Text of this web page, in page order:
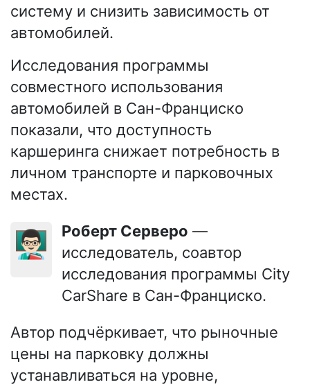
систему и снизить зависимость от
автомобилей.
Исследования программы
совместного использования
автомобилей в Сан-Франциско
показали, что доступность
каршеринга снижает потребность в
личном транспорте и парковочных
местах.
👨🏻‍🏫 Роберт Серверо —
исследователь, соавтор
исследования программы City
CarShare в Сан-Франциско.
Автор подчёркивает, что рыночные
цены на парковку должны
устанавливаться на уровне,